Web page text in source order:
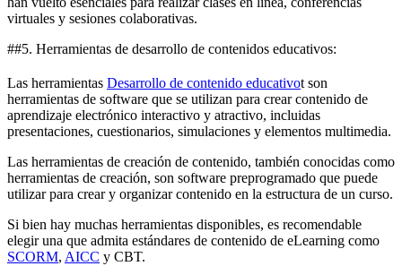
virtuales y sesiones colaborativas.
##5. Herramientas de desarrollo de contenidos educativos:
Las herramientas Desarrollo de contenido educativot son
herramientas de software que se utilizan para crear contenido de
aprendizaje electrónico interactivo y atractivo, incluidas
presentaciones, cuestionarios, simulaciones y elementos multimedia.
Las herramientas de creación de contenido, también conocidas como
herramientas de creación, son software preprogramado que puede
utilizar para crear y organizar contenido en la estructura de un curso.
Si bien hay muchas herramientas disponibles, es recomendable
elegir una que admita estándares de contenido de eLearning como
SCORM, AICC y CBT.